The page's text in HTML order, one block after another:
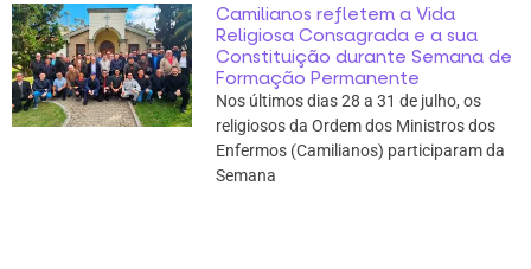
Camilianos refletem a Vida
Religiosa Consagrada e a sua
Constituição durante Semana de
Formação Permanente
Nos últimos dias 28 a 31 de julho, os
religiosos da Ordem dos Ministros dos
Enfermos (Camilianos) participaram da
Semana